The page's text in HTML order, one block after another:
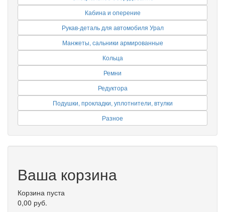
Кабина и оперение
Рукав-деталь для автомобиля Урал
Манжеты, сальники армированные
Кольца
Ремни
Редуктора
Подушки, прокладки, уплотнители, втулки
Разное
Ваша корзина
Корзина пуста
0,00 руб.